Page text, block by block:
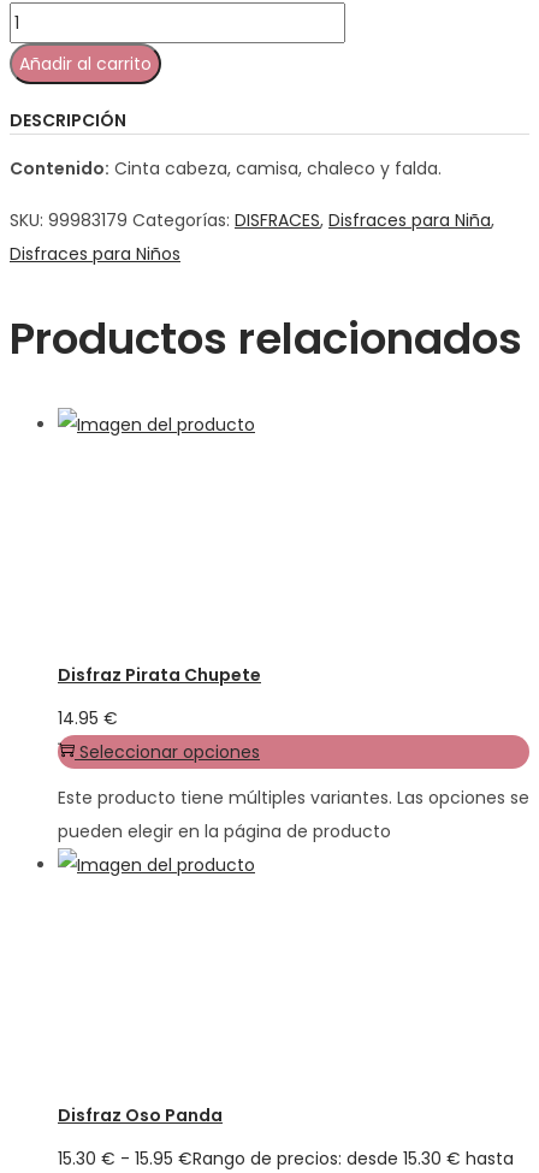
Añadir al carrito
DESCRIPCIÓN
Contenido: Cinta cabeza, camisa, chaleco y falda.
SKU: 99983179 Categorías: DISFRACES, Disfraces para Niña,
Disfraces para Niños
Productos relacionados
Disfraz Pirata Chupete
14.95 €
Seleccionar opciones
Este producto tiene múltiples variantes. Las opciones se
pueden elegir en la página de producto
Disfraz Oso Panda
15.30 € - 15.95 €Rango de precios: desde 15.30 € hasta